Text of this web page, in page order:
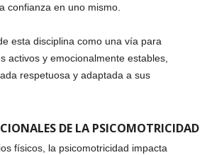
confianza en uno mismo.
esta disciplina como una vía para
activos y emocionalmente estables,
respetuosa y adaptada a sus
DE LA PSICOMOTRICIDAD
físicos, la psicomotricidad impacta